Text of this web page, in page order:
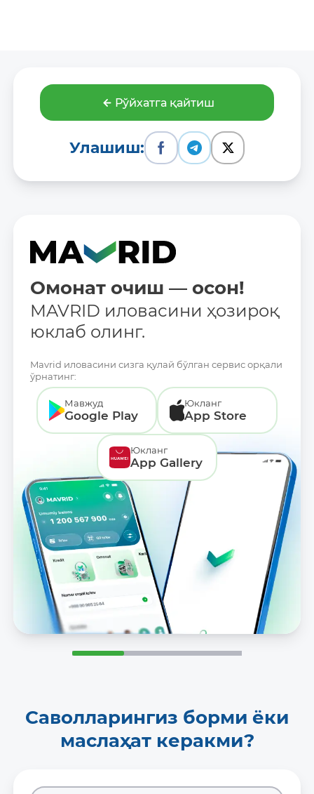
Рўйхатга қайтиш
Улашиш:
Омонат очиш — осон!
MAVRID иловасини ҳозироқ
юклаб олинг.
Mavrid иловасини сизга қулай бўлган сервис орқали
ўрнатинг:
Мавжуд
Google Play
Юкланг
App Store
Юкланг
App Gallery
Саволларингиз борми ёки
маслаҳат керакми?